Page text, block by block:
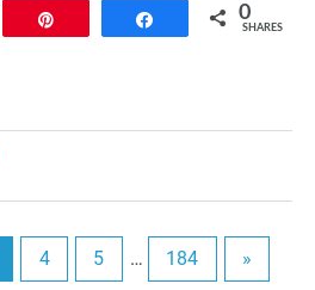
Share 0
SHARES
4 5 … 184 »